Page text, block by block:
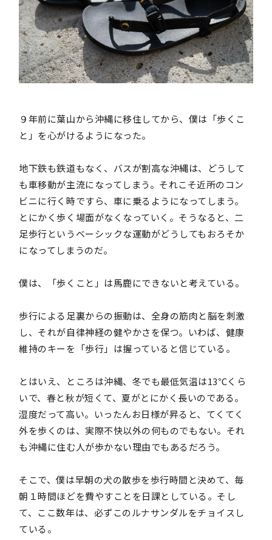
９年前に葉山から沖縄に移住してから、僕は「歩くこ
と」を心がけるようになった。
地下鉄も鉄道もなく、バスが割高な沖縄は、どうして
も車移動が主流になってしまう。それこそ近所のコン
ビニに行く時ですら、車に乗るようになってしまう。
とにかく歩く場面がなくなっていく。そうなると、二
足歩行というベーシックな運動がどうしてもおろそか
になってしまうのだ。
僕は、「歩くこと」は馬鹿にできないと考えている。
歩行による足裏からの振動は、全身の筋肉と脳を刺激
し、それが自律神経の健やかさを保つ。いわば、健康
維持のキーを「歩行」は握っていると信じている。
とはいえ、ところは沖縄、冬でも最低気温は13℃くら
いで、春と秋が短くて、夏がとにかく長いのである。
湿度だって高い。いったんお日様が昇ると、てくてく
外を歩くのは、実際不快以外の何ものでもない。それ
も沖縄に住む人が歩かない理由でもあるだろう。
そこで、僕は早朝の犬の散歩を歩行時間と決めて、毎
朝１時間ほどを費やすことを日課としている。そし
て、ここ数年は、必ずこのルナサンダルをチョイスし
ている。